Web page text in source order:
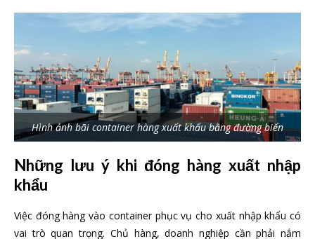
Hình ảnh bãi container hàng xuất khẩu bằng đường biển
Những lưu ý khi đóng hàng xuất nhập
khẩu
Việc đóng hàng vào container phục vụ cho xuất nhập khẩu có
vai trò quan trọng. Chủ hàng, doanh nghiệp cần phải nắm